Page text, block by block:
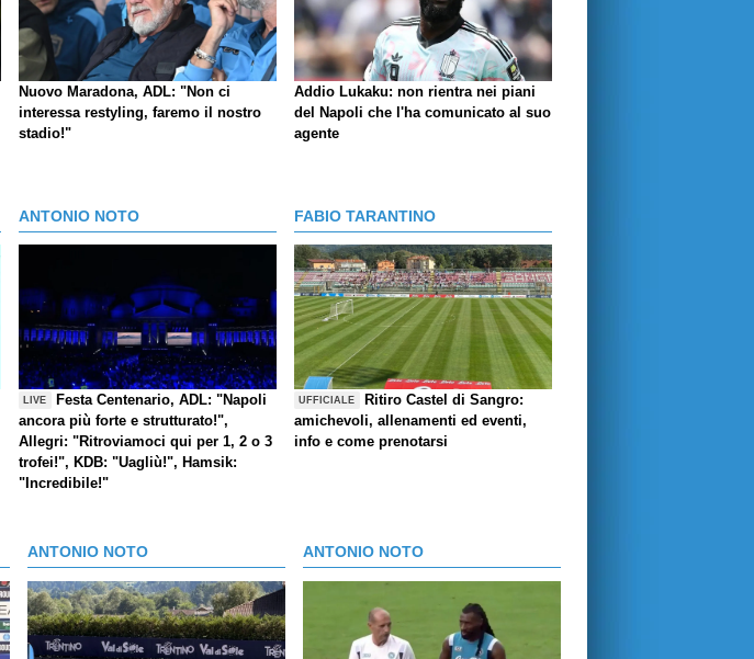
Nuovo Maradona, ADL: "Non ci
interessa restyling, faremo il nostro
stadio!"
Addio Lukaku: non rientra nei piani
del Napoli che l'ha comunicato al suo
agente
ANTONIO NOTO
LIVE
Festa Centenario, ADL: "Napoli
ancora più forte e strutturato!",
Allegri: "Ritroviamoci qui per 1, 2 o 3
trofei!", KDB: "Uagliù!", Hamsik:
"Incredibile!"
FABIO TARANTINO
UFFICIALE
Ritiro Castel di Sangro:
amichevoli, allenamenti ed eventi,
info e come prenotarsi
ANTONIO NOTO ANTONIO NOTO